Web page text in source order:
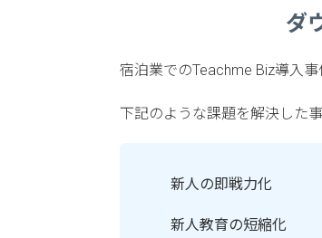
ダ
宿泊業でのTeachme Biz導入事
下記のような課題を解決した事
新人の即戦力化
新人教育の短縮化